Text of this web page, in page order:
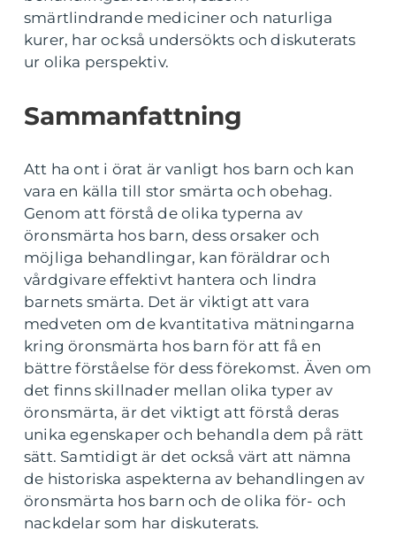
smärtlindrande mediciner och naturliga
kurer, har också undersökts och diskuterats
ur olika perspektiv.
Sammanfattning
Att ha ont i örat är vanligt hos barn och kan
vara en källa till stor smärta och obehag.
Genom att förstå de olika typerna av
öronsmärta hos barn, dess orsaker och
möjliga behandlingar, kan föräldrar och
vårdgivare effektivt hantera och lindra
barnets smärta. Det är viktigt att vara
medveten om de kvantitativa mätningarna
kring öronsmärta hos barn för att få en
bättre förståelse för dess förekomst. Även om
det finns skillnader mellan olika typer av
öronsmärta, är det viktigt att förstå deras
unika egenskaper och behandla dem på rätt
sätt. Samtidigt är det också värt att nämna
de historiska aspekterna av behandlingen av
öronsmärta hos barn och de olika för- och
nackdelar som har diskuterats.